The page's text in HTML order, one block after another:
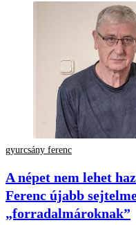
gyurcsány ferenc
A népet nem lehet
Ferenc újabb
„forradalmároknak”